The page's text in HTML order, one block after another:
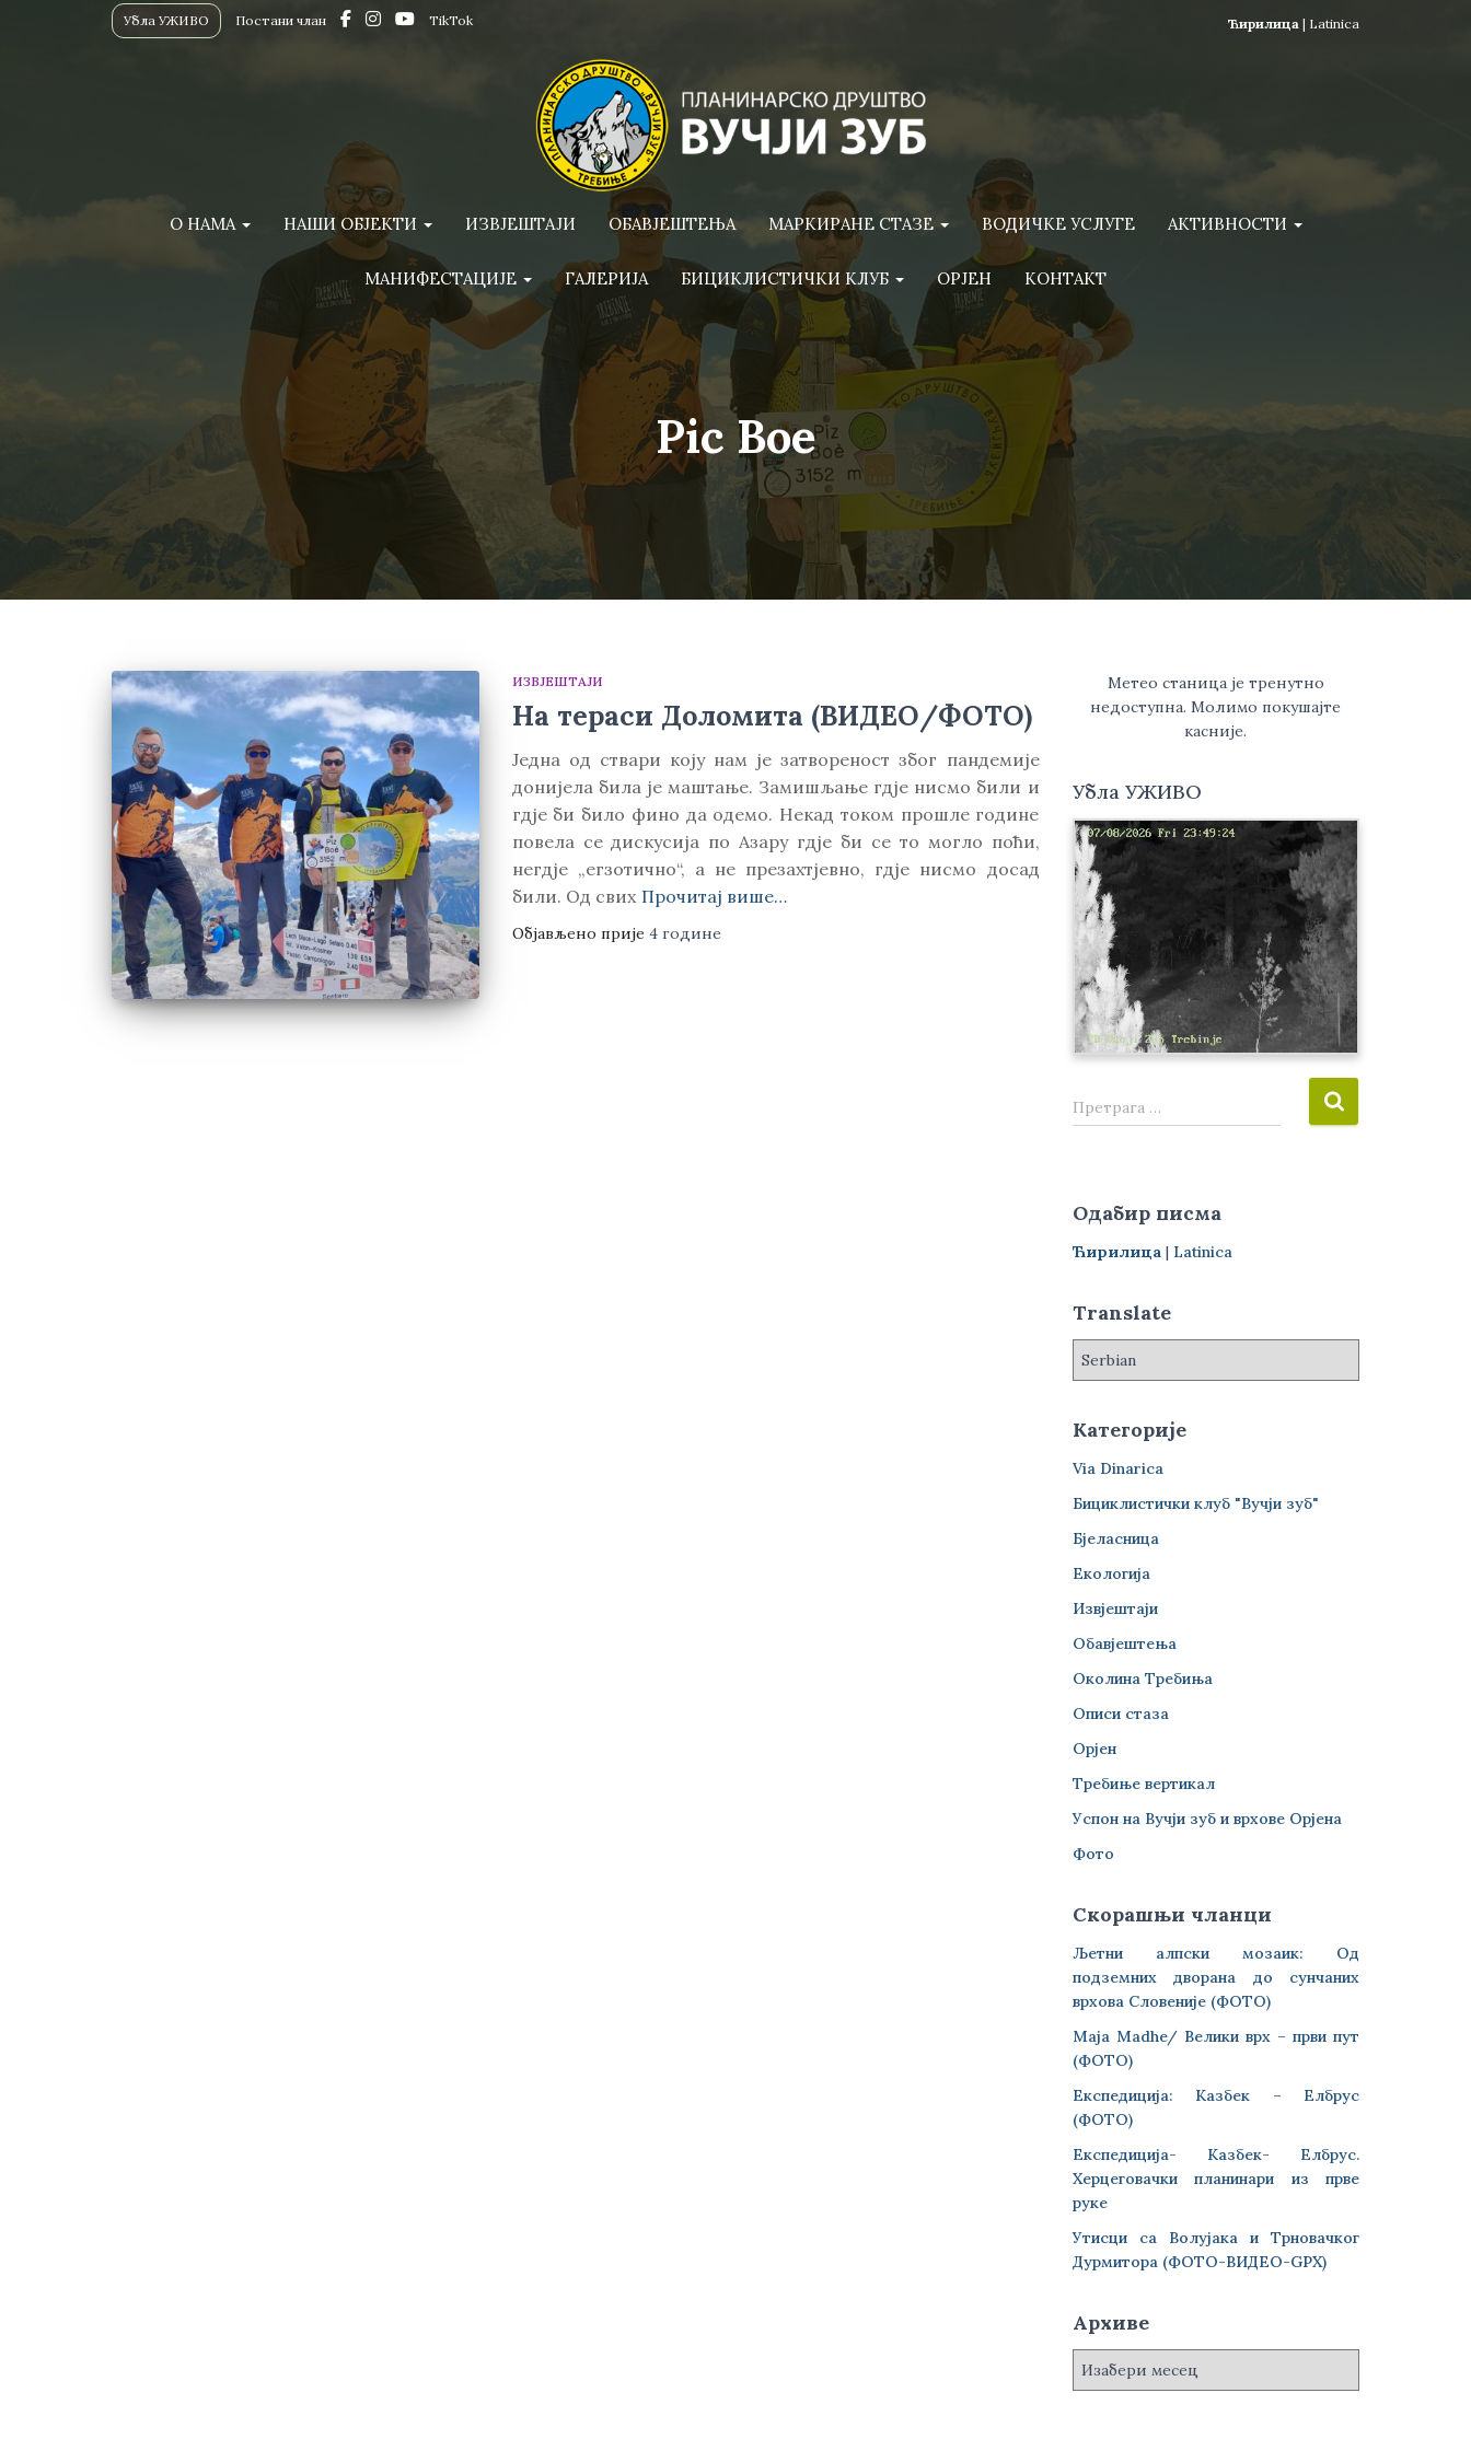
Ћирилица | Latinica
Убла УЖИВО Постани члан TikTok
О НАМА НАШИ ОБЈЕКТИ ИЗВЈЕШТАЈИ ОБАВЈЕШТЕЊА МАРКИРАНЕ СТАЗЕ ВОДИЧКЕ УСЛУГЕ АКТИВНОСТИ
МАНИФЕСТАЦИЈЕ ГАЛЕРИЈА БИЦИКЛИСТИЧКИ КЛУБ ОРЈЕН КОНТАКТ
Pic Boe
ИЗВЈЕШТАЈИ
На тераси Доломита (ВИДЕО/ФОТО)
Једна од ствари коју нам је затвореност због пандемије
донијела била је маштање. Замишљање гдје нисмо били и
гдје би било фино да одемо. Некад током прошле године
повела се дискусија по Азару гдје би се то могло поћи,
негдје „егзотично“, а не презахтјевно, гдје нисмо досад
били. Од свих Прочитај више…
Објављено прије 4 године
Метео станица је тренутно
недоступна. Молимо покушајте
касније.
Убла УЖИВО
П
р
а
г
а
:
Претрага …
Одабир писма
Ћирилица | Latinica
Translate
Категорије
Via Dinarica
Бициклистички клуб "Вучји зуб"
Бјеласница
Екологија
Извјештаји
Обавјештења
Околина Требиња
Описи стаза
Орјен
Требиње вертикал
Успон на Вучји зуб и врхове Орјена
Фото
Скорашњи чланци
Љетни алпски мозаик: Од
подземних дворана до сунчаних
врхова Словеније (ФОТО)
Maja Madhe/ Велики врх – први пут
(ФОТО)
Експедиција: Казбек – Елбрус
(ФОТО)
Експедиција- Казбек- Елбрус.
Херцеговачки планинари из прве
руке
Утисци са Волујака и Трновачког
Дурмитора (ФОТО-ВИДЕО-GPX)
Архиве